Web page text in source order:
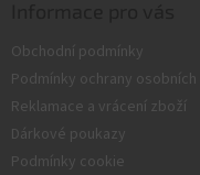
Obchodní podmínky
Podmínky ochrany osobních
Reklamace a vrácení zboží
Dárkové poukazy
Podmínky cookie